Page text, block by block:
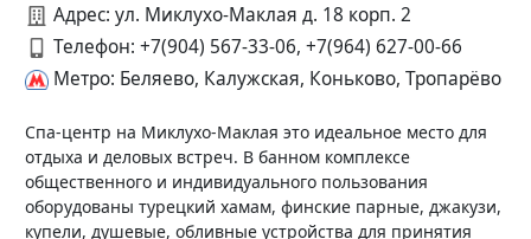
Адрес: ул. Миклухо-Маклая д. 18 корп. 2
Телефон: +7(904) 567-33-06, +7(964) 627-00-66
Метро: Беляево, Калужская, Коньково, Тропарёво
Спа-центр на Миклухо-Маклая это идеальное место для
отдыха и деловых встреч. В банном комплексе
общественного и индивидуального пользования
оборудованы турецкий хамам, финские парные, джакузи,
купели, душевые, обливные устройства для принятия